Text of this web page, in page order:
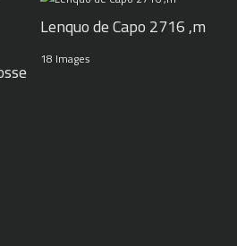
Lenquo de Capo 2716 ,m
18 Images